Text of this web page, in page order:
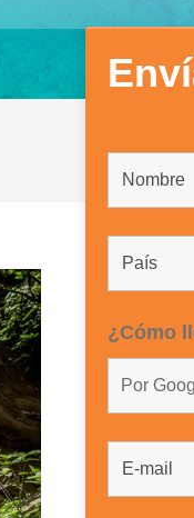
¿Cómo